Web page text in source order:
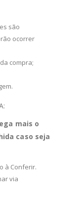
são
ocorrer
compra;
mais o
caso seja
à Conferir.
via